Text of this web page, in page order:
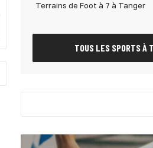
Terrains de Foot à 7 à Tanger
TOUS LES SPORTS À